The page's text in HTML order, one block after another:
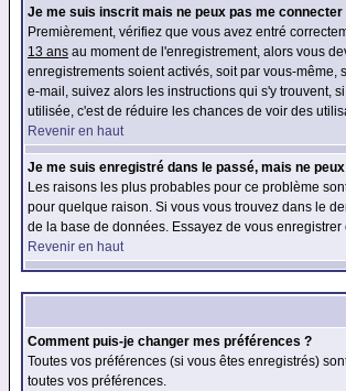
Je me suis inscrit mais ne peux pas me connecter
Premièrement, vérifiez que vous avez entré
13 ans au moment de l'enregistrement, alors vous
enregistrements soient activés, soit par vous-
e-mail, suivez alors les instructions qui s'y trouvent,
utilisée, c'est de réduire les chances de voir des
Revenir en haut
Je me suis enregistré dans le passé, mais ne
Les raisons les plus probables pour ce problème
pour quelque raison. Si vous vous trouvez dans le
de la base de données. Essayez de vous
Revenir en haut
Comment puis-je changer mes préférences ?
Toutes vos préférences (si vous êtes enregistrés)
toutes vos préférences.